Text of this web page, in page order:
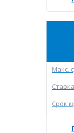
Макc.
Ставка
Срок